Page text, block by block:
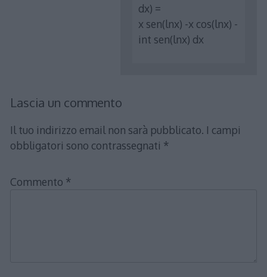
dx) =
x sen(lnx) -x cos(lnx) -
int sen(lnx) dx
Lascia un commento
Il tuo indirizzo email non sarà pubblicato. I campi
obbligatori sono contrassegnati *
Commento *